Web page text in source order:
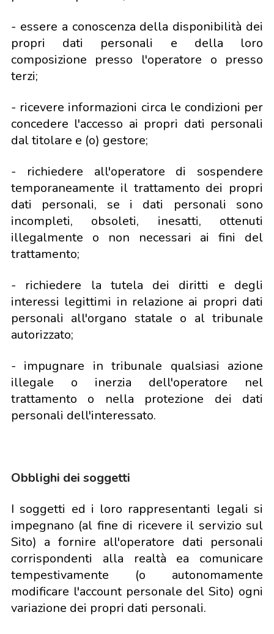
- essere a conoscenza della disponibilità dei
propri dati personali e della loro
composizione presso l'operatore o presso
terzi;
- ricevere informazioni circa le condizioni per
concedere l'accesso ai propri dati personali
dal titolare e (o) gestore;
- richiedere all'operatore di sospendere
temporaneamente il trattamento dei propri
dati personali, se i dati personali sono
incompleti, obsoleti, inesatti, ottenuti
illegalmente o non necessari ai fini del
trattamento;
- richiedere la tutela dei diritti e degli
interessi legittimi in relazione ai propri dati
personali all'organo statale o al tribunale
autorizzato;
- impugnare in tribunale qualsiasi azione
illegale o inerzia dell'operatore nel
trattamento o nella protezione dei dati
personali dell'interessato.
Obblighi dei soggetti
I soggetti ed i loro rappresentanti legali si
impegnano (al fine di ricevere il servizio sul
Sito) a fornire all'operatore dati personali
corrispondenti alla realtà ea comunicare
tempestivamente (o autonomamente
modificare l'account personale del Sito) ogni
variazione dei propri dati personali.